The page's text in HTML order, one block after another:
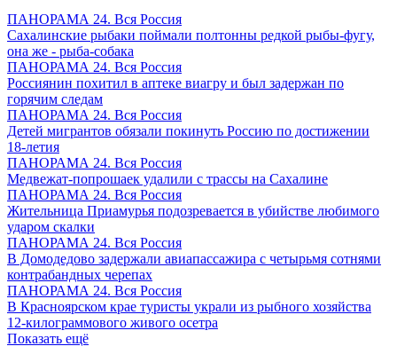
ПАНОРАМА 24. Вся Россия
Сахалинские рыбаки поймали полтонны редкой рыбы-фугу,
она же - рыба-собака
ПАНОРАМА 24. Вся Россия
Россиянин похитил в аптеке виагру и был задержан по
горячим следам
ПАНОРАМА 24. Вся Россия
Детей мигрантов обязали покинуть Россию по достижении
18-летия
ПАНОРАМА 24. Вся Россия
Медвежат-попрошаек удалили с трассы на Сахалине
ПАНОРАМА 24. Вся Россия
Жительница Приамурья подозревается в убийстве любимого
ударом скалки
ПАНОРАМА 24. Вся Россия
В Домодедово задержали авиапассажира с четырьмя сотнями
контрабандных черепах
ПАНОРАМА 24. Вся Россия
В Красноярском крае туристы украли из рыбного хозяйства
12-килограммового живого осетра
Показать ещё